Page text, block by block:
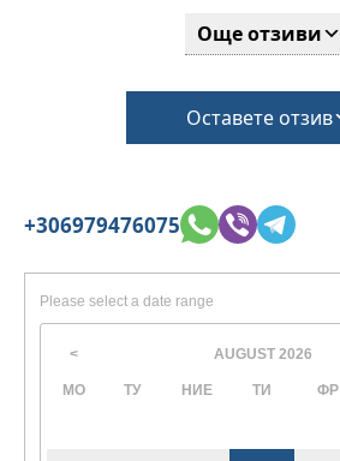
Още отзиви
Оставете отзив
+306979476075
Please select a date range
< AUGUST 2026
МО ТУ НИЕ ТИ ФР